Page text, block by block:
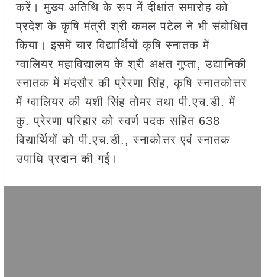
करें। मुख्य अतिथि के रूप में दीक्षांत समारोह को
प्रदेश के कृषि मंत्री श्री कमल पटेल ने भी संबोधित
किया। इसमें चार विद्यार्थियों कृषि स्नातक में
ग्वालियर महाविद्यालय के श्री अक्षत गुप्ता, उद्यानिकी
स्नातक में मंदसौर की प्रेरणा सिंह, कृषि स्नातकोत्तर
में ग्वालियर की यशी सिंह तोमर तथा पी.एच.डी. में
कु. प्रेरणा परिहार को स्वर्ण पदक सहित 638
विद्यार्थियों को पी.एच.डी., स्नाकोत्तर एवं स्नातक
उपाधि प्रदान की गई।